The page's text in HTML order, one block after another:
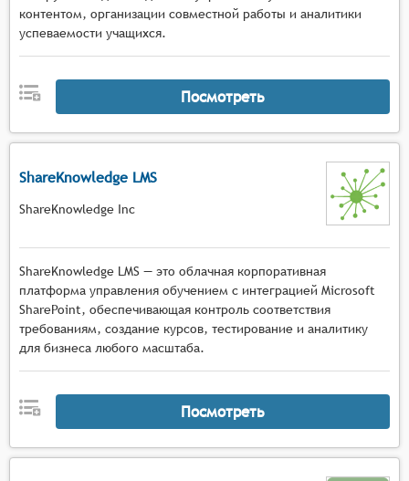
контентом, организации совместной работы и аналитики
успеваемости учащихся.
Посмотреть
ShareKnowledge LMS
ShareKnowledge Inc
ShareKnowledge LMS — это облачная корпоративная
платформа управления обучением с интеграцией Microsoft
SharePoint, обеспечивающая контроль соответствия
требованиям, создание курсов, тестирование и аналитику
для бизнеса любого масштаба.
Посмотреть